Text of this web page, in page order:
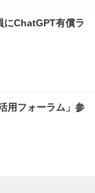
にChatGPT有償ラ
用フォーラム」参